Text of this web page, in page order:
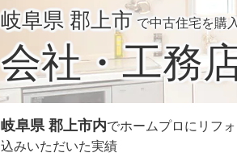
岐阜県 郡上市 で中古住宅を購
会社・工務
岐阜県 郡上市内でホームプロにリフ
込みいただいた実績